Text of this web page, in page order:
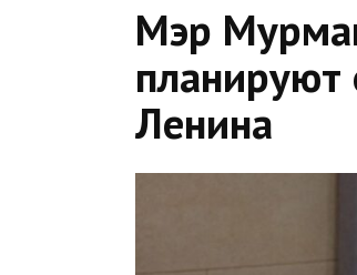
Мэр
планируют
Ленина